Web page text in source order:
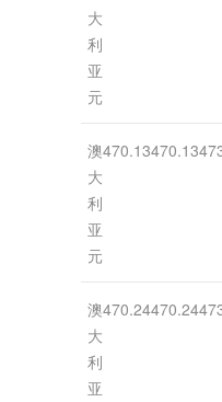
大
利
亚
元
澳
大
利
亚
元
470.13470.13
澳
大
利
亚
470.24470.24